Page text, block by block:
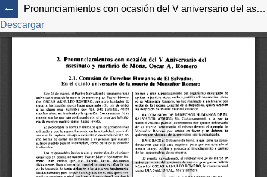
Pronunciamientos con ocasión del V aniversario del asesinato y martirio de Mons. Óscar A. Romero
Descargar